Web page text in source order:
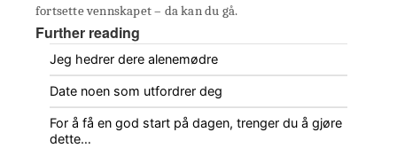
fortsette vennskapet – da kan du gå.
Further reading
Jeg hedrer dere alenemødre
Date noen som utfordrer deg
For å få en god start på dagen, trenger du å gjøre
dette…